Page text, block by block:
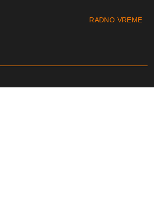
RADNO VREME